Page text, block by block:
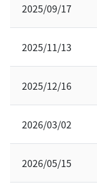
2025/09/17
2025/11/13
2025/12/16
2026/03/02
2026/05/15